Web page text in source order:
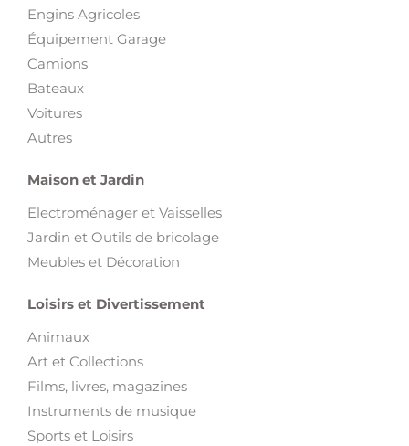
Engins Agricoles
Équipement Garage
Camions
Bateaux
Voitures
Autres
Maison et Jardin
Electroménager et Vaisselles
Jardin et Outils de bricolage
Meubles et Décoration
Loisirs et Divertissement
Animaux
Art et Collections
Films, livres, magazines
Instruments de musique
Sports et Loisirs